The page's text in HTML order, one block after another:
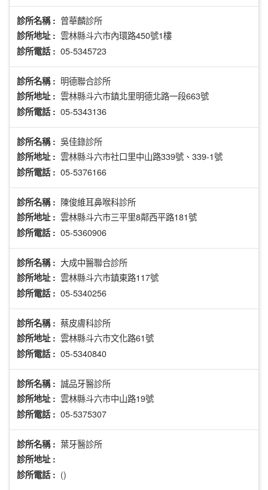
診所名稱 : 曾華麟診所
診所地址 : 雲林縣斗六市內環路450號1樓
診所電話 : 05-5345723
診所名稱 : 明德聯合診所
診所地址 : 雲林縣斗六市鎮北里明德北路一段663號
診所電話 : 05-5343136
診所名稱 : 吳佳錄診所
診所地址 : 雲林縣斗六市社口里中山路339號、339-1號
診所電話 : 05-5376166
診所名稱 : 陳俊維耳鼻喉科診所
診所地址 : 雲林縣斗六市三平里8鄰西平路181號
診所電話 : 05-5360906
診所名稱 : 大成中醫聯合診所
診所地址 : 雲林縣斗六市鎮東路117號
診所電話 : 05-5340256
診所名稱 : 蔡皮膚科診所
診所地址 : 雲林縣斗六市文化路61號
診所電話 : 05-5340840
診所名稱 : 誠品牙醫診所
診所地址 : 雲林縣斗六市中山路19號
診所電話 : 05-5375307
診所名稱 : 葉牙醫診所
診所地址 :
診所電話 : ()